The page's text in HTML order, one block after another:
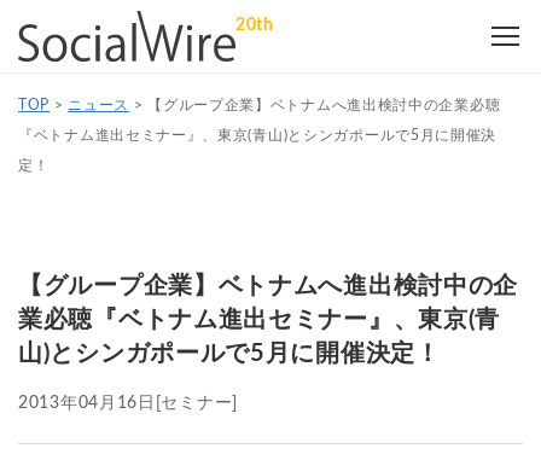
20th
TOP > ニュース > 【グループ企業】ベトナムへ進出検討中の企業必聴
『ベトナム進出セミナー』、東京(青山)とシンガポールで5月に開催決
定！
【グループ企業】ベトナムへ進出検討中の企
業必聴『ベトナム進出セミナー』、東京(青
山)とシンガポールで5月に開催決定！
2013年04月16日 [セミナー]